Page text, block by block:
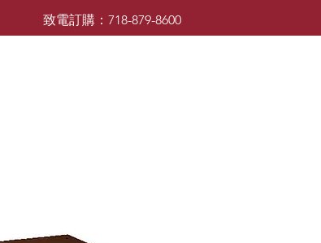
致電訂購：718-879-8600